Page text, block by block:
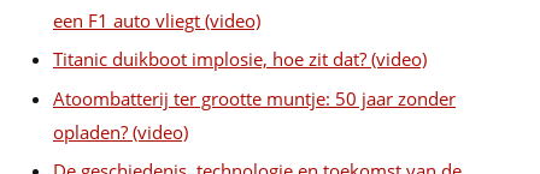
een F1 auto vliegt (video)
Titanic duikboot implosie, hoe zit dat? (video)
Atoombatterij ter grootte muntje: 50 jaar zonder
opladen? (video)